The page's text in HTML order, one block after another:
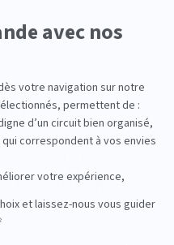
?
Des hôtels choisis
avec soin